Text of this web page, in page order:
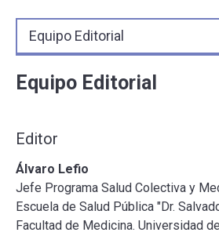
EXTENSIÓN
PUBLICACIONES
ACADÉMICOS
Equipo Editorial
Equipo Editorial
Editor
Álvaro Lefio
Jefe Programa Salud Colectiva y
Escuela de Salud Pública "Dr.
Facultad de Medicina. Universidad